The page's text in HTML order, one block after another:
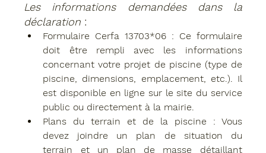
Les informations demandées dans la
déclaration :
Formulaire Cerfa 13703*06 : Ce formulaire
doit être rempli avec les informations
concernant votre projet de piscine (type de
piscine, dimensions, emplacement, etc.). Il
est disponible en ligne sur le site du service
public ou directement à la mairie.
Plans du terrain et de la piscine : Vous
devez joindre un plan de situation du
terrain et un plan de masse détaillant